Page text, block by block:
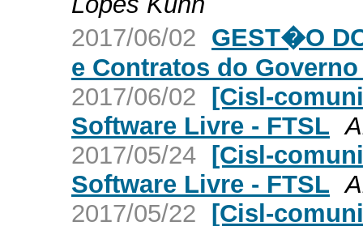
2017/06/02 GEST�O
e Contratos do
2017/06/02 [Cisl-
Software Livre - FTSL
2017/05/24 [Cisl-
Software Livre - FTSL
2017/05/22 [Cisl-